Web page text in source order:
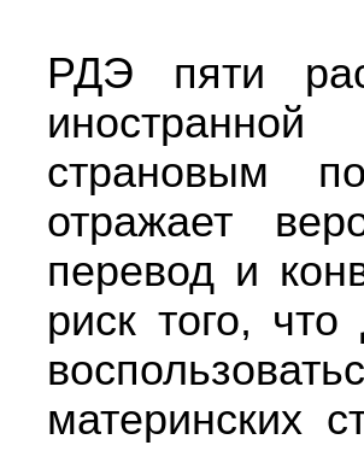
РДЭ пяти
страновым
отражает
перевод и
риск того,
материнских